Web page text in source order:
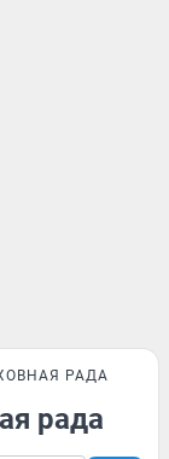
РАДА
рада